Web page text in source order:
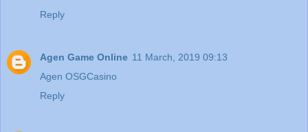
Reply
Agen Game Online 11 March, 2019 09:13
Agen OSGCasino
Reply